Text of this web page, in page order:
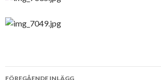
Inläggsnavigering
FÖREGÅENDE INLÄGG